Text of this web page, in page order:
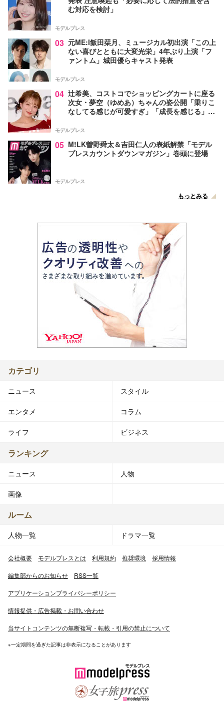
む対応を検討」
モデルプレス
03 元ME:I飯田栞月、ミュージカル初出演「この上
ない喜びとともに大変光栄」4年ぶり上演「フ
ァントム」城田優らキャスト発表
モデルプレス
04 辻希美、コストコでショッピングカートに座る
次女・夢空（ゆめあ）ちゃんの姿公開「乗りこ
なしてる感じが可愛すぎ」「成長を感じる」の
モデルプレス
05 M!LK曽野舜太＆吉田仁人の表紙解禁「モデル
プレスカウントダウンマガジン」巻頭に登場
モデルプレス
もっとみる
カテゴリ
ニュース スタイル
エンタメ コラム
ライフ ビジネス
ランキング
ニュース 人物
画像
ルーム
人物一覧 ドラマ一覧
会社概要 モデルプレスとは 利用規約 推奨環境 採用情報
編集部からのお知らせ RSS一覧
アプリケーションプライバシーポリシー
情報提供・広告掲載・お問い合わせ
当サイトコンテンツの無断複写・転載・引用の禁止について
※一定期間を過ぎた記事は非表示になることがあります